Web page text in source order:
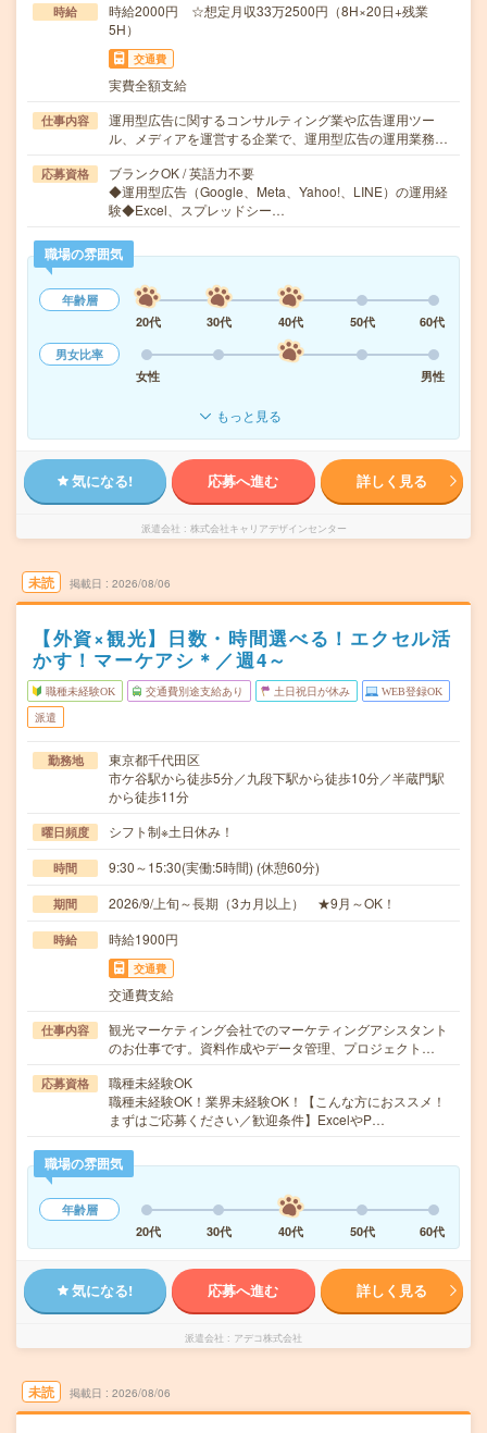
時給
時給2000円 ☆想定月収33万2500円（8H×20日+残業
5H）
交通費
実費全額支給
仕事内容
運用型広告に関するコンサルティング業や広告運用ツー
ル、メディアを運営する企業で、運用型広告の運用業務…
応募資格
ブランクOK / 英語力不要
◆運用型広告（Google、Meta、Yahoo!、LINE）の運用経
験◆Excel、スプレッドシー…
職場の雰囲気
年齢層
20代
30代 40代 50代
60代
男女比率
女性
男性
もっと見る
気になる! 応募へ進む 詳しく見る
派遣会社 株式会社キャリアデザインセンター
未読 掲載日 2026/08/06
【外資×観光】日数・時間選べる！エクセル活
かす！マーケアシ＊／週4～
職種未経験OK 交通費別途支給あり 土日祝日が休み WEB登録OK
派遣
勤務地
東京都千代田区
市ケ谷駅から徒歩5分／九段下駅から徒歩10分／半蔵門駅
から徒歩11分
曜日頻度 シフト制※土日休み！
時間 9:30～15:30(実働:5時間) (休憩60分)
期間 2026/9/上旬～長期（3カ月以上） ★9月～OK！
時給 時給1900円
交通費
交通費支給
仕事内容
観光マーケティング会社でのマーケティングアシスタント
のお仕事です。資料作成やデータ管理、プロジェクト…
応募資格
職種未経験OK
職種未経験OK！業界未経験OK！【こんな方におススメ！
まずはご応募ください／歓迎条件】ExcelやP…
職場の雰囲気
年齢層
20代
30代 40代 50代 60代
気になる! 応募へ進む 詳しく見る
派遣会社 アデコ株式会社
未読 掲載日 2026/08/06